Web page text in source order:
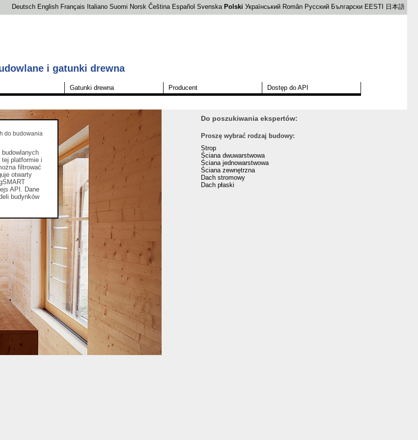
Deutsch English Français Italiano Suomi Norsk Čeština Español Svenska Polski Український Român Русский Български EESTI 日本語
i gatunki drewna
Gatunki drewna Producent
Dostęp do API
do budowania
budowlanych
platformie i
filtrować
otwarty
API. Dane
budynków
Do poszukiwania ekspertów:
Proszę wybrać rodzaj budowy:
Strop
Ściana dwuwarstwowa
Ściana jednowarstwowa
Ściana zewnętrzna
Dach stromowy
Dach płaski